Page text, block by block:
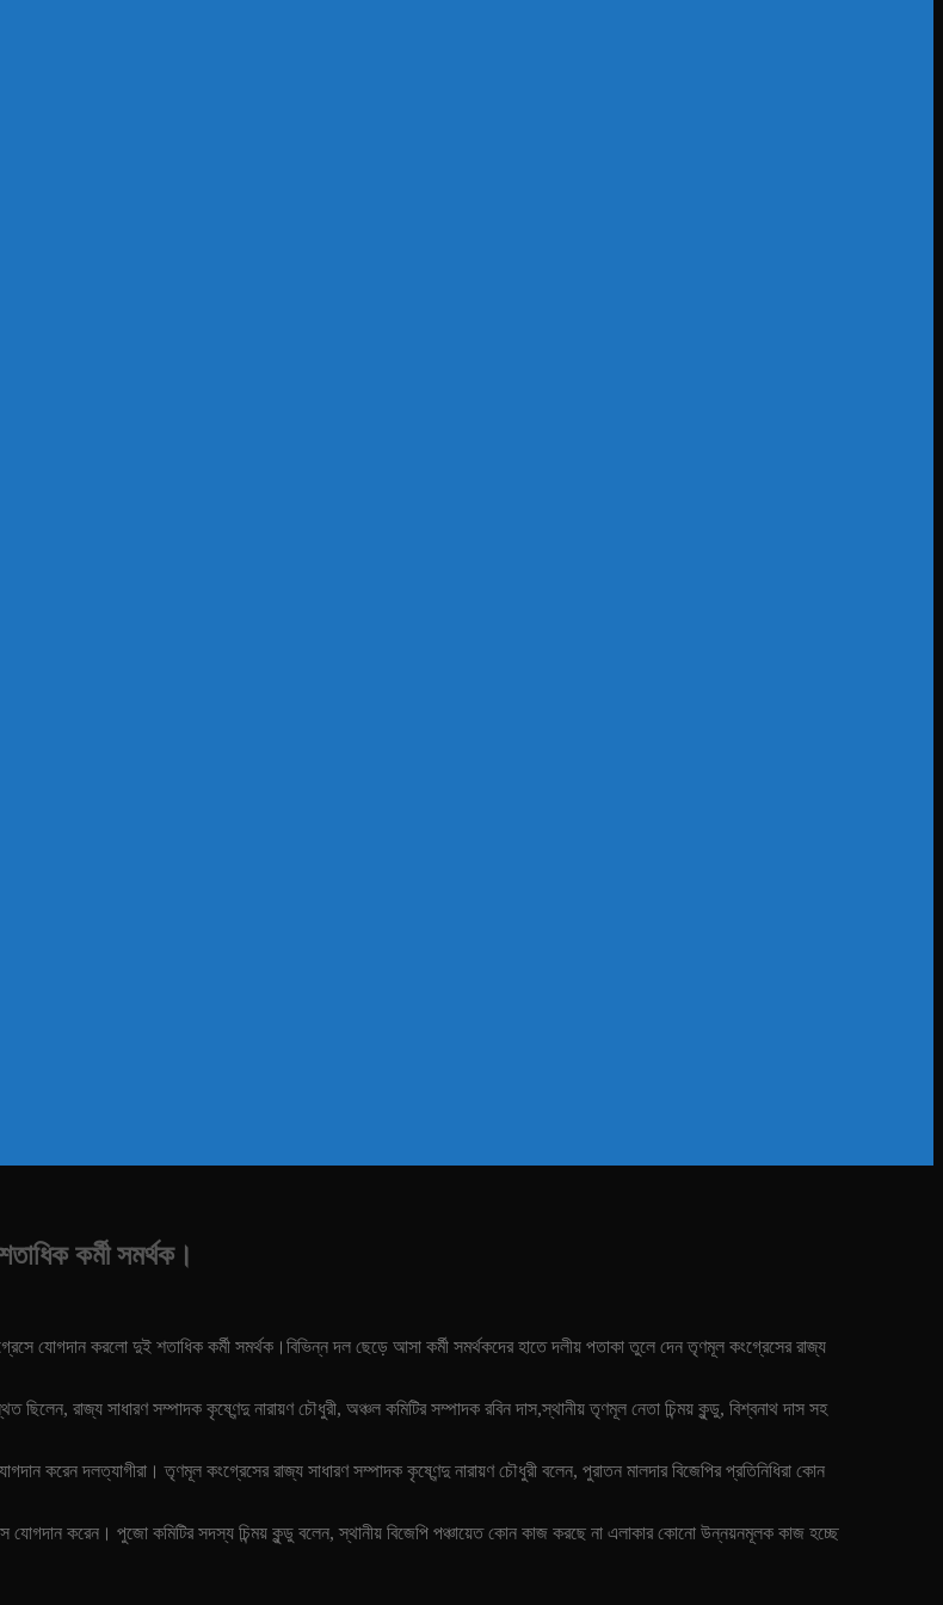
কর্মী সমর্থক।
যোগদান করলো দুই শতাধিক কর্মী সমর্থক।বিভিন্ন দল ছেড়ে আসা কর্মী সমর্থকদের হাতে দলীয় পতাকা তুলে দেন তৃণমূল কংগ্রেসের রাজ্য
রাজ্য সাধারণ সম্পাদক কৃষ্ণেন্দু নারায়ণ চৌধুরী, অঞ্চল কমিটির সম্পাদক রবিন দাস,স্থানীয় তৃণমূল নেতা চিন্ময় কুন্ডু, বিশ্বনাথ দাস সহ
করেন দলত্যাগীরা। তৃণমূল কংগ্রেসের রাজ্য সাধারণ সম্পাদক কৃষ্ণেন্দু নারায়ণ চৌধুরী বলেন, পুরাতন মালদার বিজেপির প্রতিনিধিরা কোন
করেন। পুজো কমিটির সদস্য চিন্ময় কুন্ডু বলেন, স্থানীয় বিজেপি পঞ্চায়েত কোন কাজ করছে না এলাকার কোনো উন্নয়নমূলক কাজ হচ্ছে